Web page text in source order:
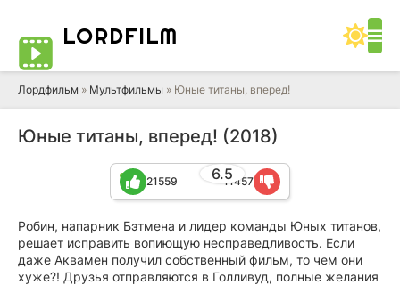
LORDFILM
Лордфильм » Мультфильмы » Юные титаны, вперед!
Юные титаны, вперед! (2018)
6.5
21559 11457
Робин, напарник Бэтмена и лидер команды Юных титанов,
решает исправить вопиющую несправедливость. Если
даже Аквамен получил собственный фильм, то чем они
хуже?! Друзья отправляются в Голливуд, полные желания